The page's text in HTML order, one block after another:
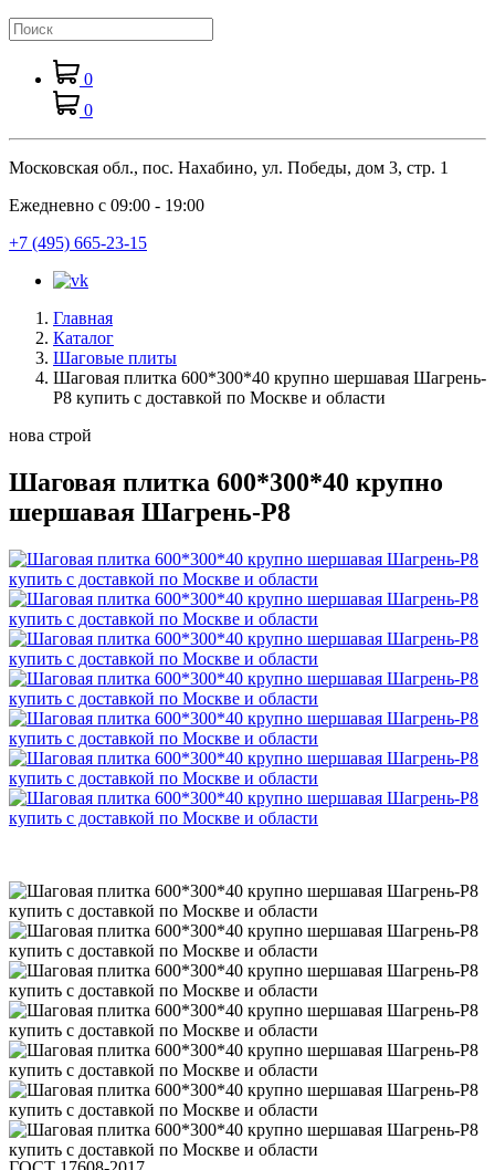
0
0
Московская обл., пос. Нахабино, ул. Победы, дом 3, стр. 1
Ежедневно с 09:00 - 19:00
+7 (495) 665-23-15
Главная
Каталог
Шаговые плиты
Шаговая плитка 600*300*40 крупно шершавая Шагрень-
Р8 купить с доставкой по Москве и области
нова строй
Шаговая плитка 600*300*40 крупно
шершавая Шагрень-Р8